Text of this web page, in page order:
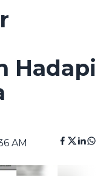
Hadapi
AM